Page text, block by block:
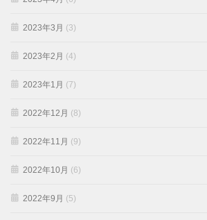
2023年3月 (3)
2023年2月 (4)
2023年1月 (7)
2022年12月 (8)
2022年11月 (9)
2022年10月 (6)
2022年9月 (5)